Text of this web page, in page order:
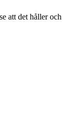
att det håller och